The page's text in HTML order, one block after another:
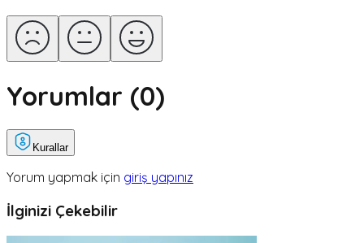
Yorumlar (0)
Kurallar
Yorum yapmak için giriş yapınız
İlginizi Çekebilir